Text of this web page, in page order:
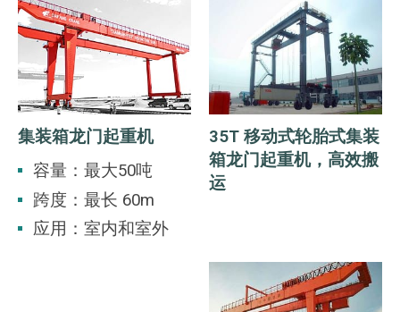
集装箱龙门起重机
容量：最大50吨
跨度：最长 60m
应用：室内和室外
35T 移动式轮胎式集装
箱龙门起重机，高效搬
运